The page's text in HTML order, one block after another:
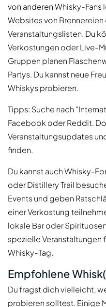
von anderen Whisky-Fans
Websites von
Veranstaltungslisten. Du
Verkostungen oder Live-
Gruppen planen
Partys. Du kannst neue
Whiskys probieren.
Tipps: Suche nach
Facebook oder Reddit.
Veranstaltungsupdates
finden.
Du kannst auch Whisky-
oder Distillery Trail
Events und geben
einer Verkostung
lokale Bar oder
spezielle Veranstaltungen
Whisky-Tag.
Empfohlene
Du fragst dich vielleicht,
probieren solltest. Einige